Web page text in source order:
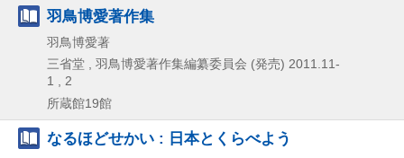
羽鳥博愛著作集
羽鳥博愛著
三省堂 , 羽鳥博愛著作集編纂委員会 (発売) 2011.11-
1 , 2
所蔵館19館
なるほどせかい : 日本とくらべよう